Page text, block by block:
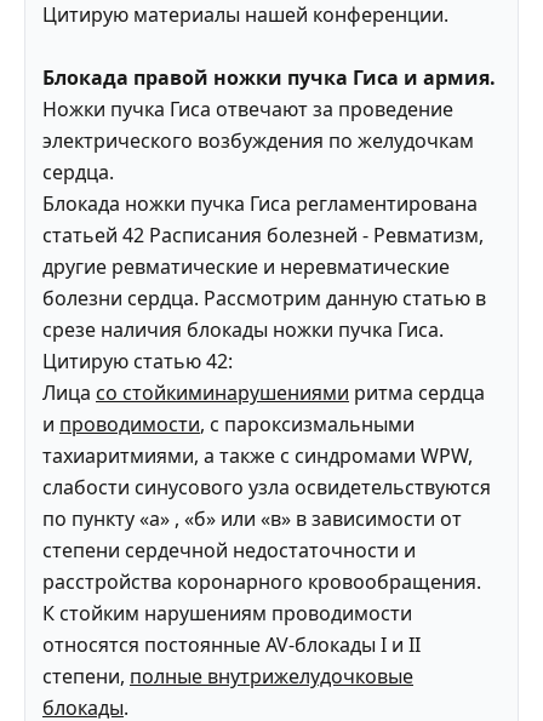
Цитирую материалы нашей конференции.
Блокада правой ножки пучка Гиса и армия.
Ножки пучка Гиса отвечают за проведение
электрического возбуждения по желудочкам
сердца.
Блокада ножки пучка Гиса регламентирована
статьей 42 Расписания болезней - Ревматизм,
другие ревматические и неревматические
болезни сердца. Рассмотрим данную статью в
срезе наличия блокады ножки пучка Гиса.
Цитирую статью 42:
Лица со стойкиминарушениями ритма сердца
и проводимости, с пароксизмальными
тахиаритмиями, а также с синдромами WPW,
слабости синусового узла освидетельствуются
по пункту «а» , «б» или «в» в зависимости от
степени сердечной недостаточности и
расстройства коронарного кровообращения.
К стойким нарушениям проводимости
относятся постоянные AV-блокады I и II
степени, полные внутрижелудочковые
блокады.